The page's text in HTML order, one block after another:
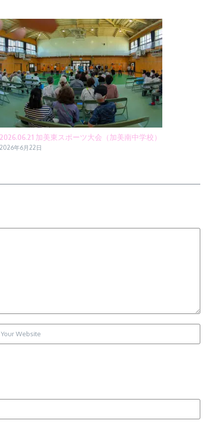
2026.06.21 加美東スポーツ大会（加美南中学校）
2026年6月22日